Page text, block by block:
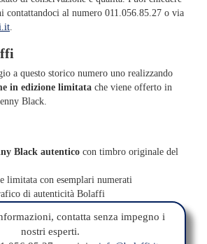
contattandoci al numero 011.056.85.27 o via
.
a questo storico numero uno realizzando
in edizione limitata che viene offerto in
Black.
Black autentico con timbro originale del
limitata con esemplari numerati
di autenticità Bolaffi
contatta senza impegno i
nostri esperti.